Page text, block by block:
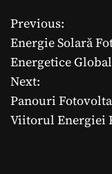
N
a
v
i
Previous:
Energie Solară
Energetice
Next:
Panouri
Viitorul Energiei